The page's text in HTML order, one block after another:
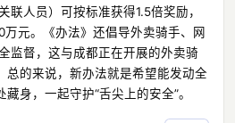
联人员）可按标准获得1.5倍奖励，
元。《办法》还倡导外卖骑手、网
监督，这与成都正在开展的外卖骑
总的来说，新办法就是希望能发动全
身，一起守护“舌尖上的安全”。